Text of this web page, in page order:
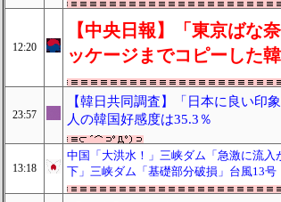
12:20
【中央日報】「東京ばな
ッケージまでコピーした
23:57
【韓日共同調査】「日本に良い
人の韓国好感度は35.3％
13:18
中国「大洪水！」三峡ダム「急激に流
下」三峡ダム「基礎部分破損」台風13